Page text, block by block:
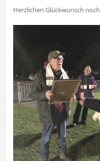
Herzlichen Glückwunsch